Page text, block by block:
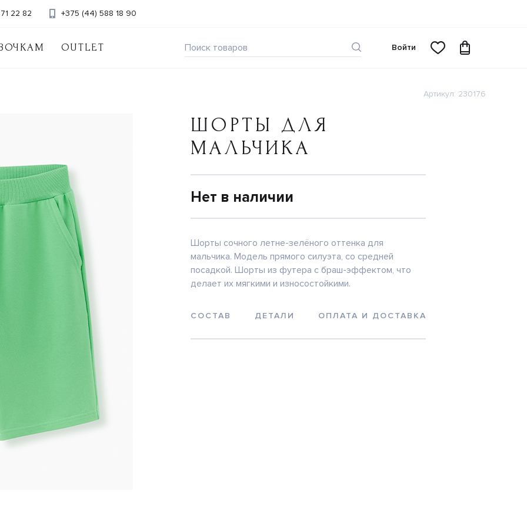
OUTLET
22 82 +375 (44) 588 18 90
Войти
Артикул: 230176
ШОРТЫ ДЛЯ
МАЛЬЧИКА
Нет в наличии
Шорты сочного летне-зелёного оттенка для
мальчика. Модель прямого силуэта, со средней
посадкой. Шорты из футера с браш-эффектом, что
делает их мягкими и износостойкими.
СОСТАВ ДЕТАЛИ ОПЛАТА И ДОСТАВКА